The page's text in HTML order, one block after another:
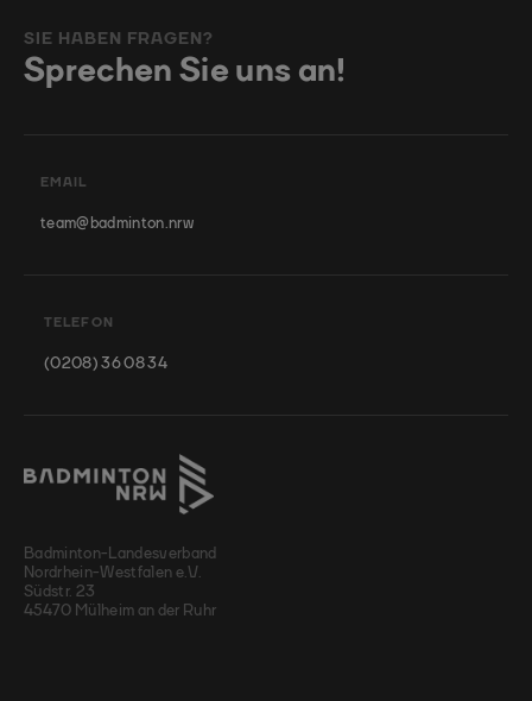
SIE HABEN FRAGEN?
Sprechen Sie uns an!
EMAIL
team@badminton.nrw
TELEFON
(0208) 36 08 34
Badminton-Landesverband
Nordrhein-Westfalen e.V.
Südstr. 23
45470 Mülheim an der Ruhr